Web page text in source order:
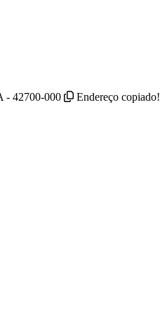
- 42700-000
Endereço copiado!